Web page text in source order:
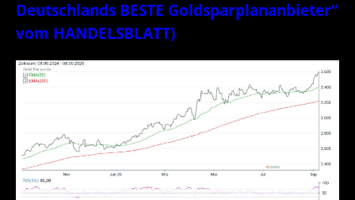
Deutschlands BESTE Goldsparplananbieter“
vom HANDELSBLATT)